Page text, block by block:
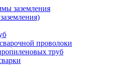
заземления
проволоки
труб